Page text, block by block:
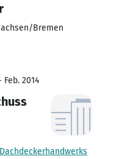
Bremen
2014